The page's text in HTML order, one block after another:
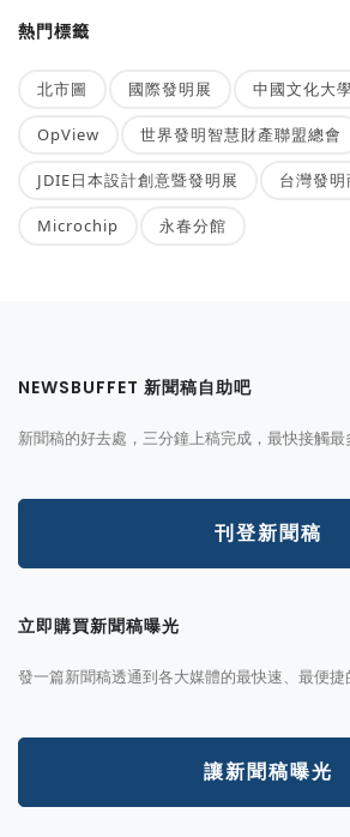
熱門標籤
北市圖 國際發明展 中國文化大
OpView 世界發明智慧財產聯盟總會
JDIE日本設計創意暨發明展 台灣發
Microchip 永春分館
NEWSBUFFET 新聞稿自助吧
新聞稿的好去處，三分鐘上稿完成，最快接觸最
刊登新聞稿
立即購買新聞稿曝光
發一篇新聞稿透通到各大媒體的最快速、最便捷
讓新聞稿曝光